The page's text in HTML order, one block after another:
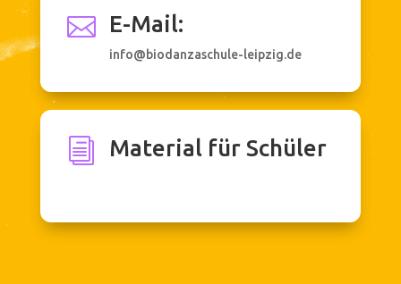
 E-Mail:
info@biodanzaschule-leipzig.de
i Material für Schüler